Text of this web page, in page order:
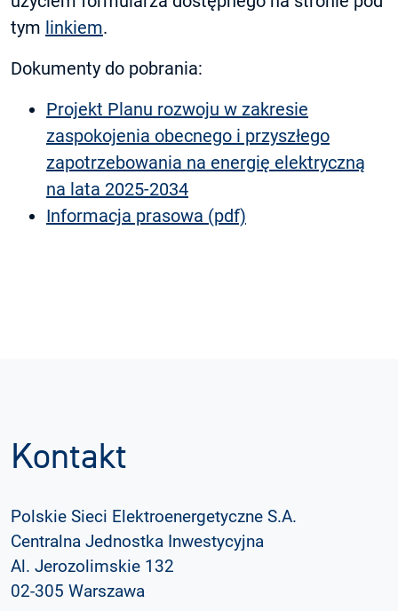
tym linkiem.
Dokumenty do pobrania:
Projekt Planu rozwoju w zakresie
zaspokojenia obecnego i przyszłego
zapotrzebowania na energię elektryczną
na lata 2025-2034
Informacja prasowa (pdf)
Kontakt
Polskie Sieci Elektroenergetyczne S.A.
Centralna Jednostka Inwestycyjna
Al. Jerozolimskie 132
02-305 Warszawa